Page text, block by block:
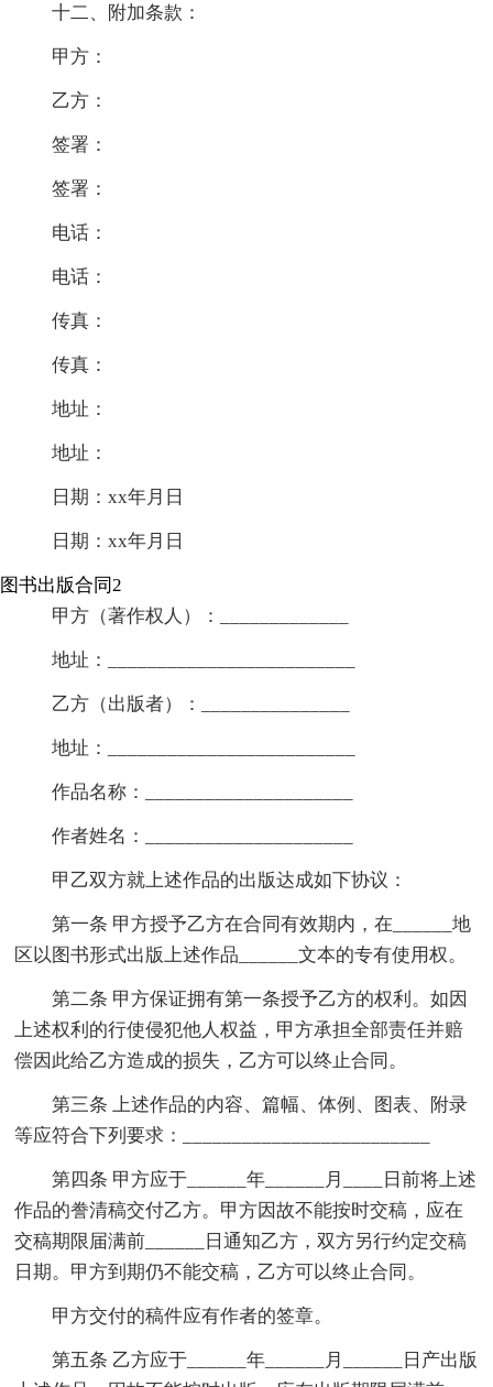
十二、附加条款：
甲方：
乙方：
签署：
签署：
电话：
电话：
传真：
传真：
地址：
地址：
日期：xx年月日
日期：xx年月日
图书出版合同2
甲方（著作权人）：_____________
地址：_________________________
乙方（出版者）：_______________
地址：_________________________
作品名称：_____________________
作者姓名：_____________________
甲乙双方就上述作品的出版达成如下协议：
第一条 甲方授予乙方在合同有效期内，在______地
区以图书形式出版上述作品______文本的专有使用权。
第二条 甲方保证拥有第一条授予乙方的权利。如因
上述权利的行使侵犯他人权益，甲方承担全部责任并赔
偿因此给乙方造成的损失，乙方可以终止合同。
第三条 上述作品的内容、篇幅、体例、图表、附录
等应符合下列要求：_________________________
第四条 甲方应于______年______月____日前将上述
作品的誊清稿交付乙方。甲方因故不能按时交稿，应在
交稿期限届满前______日通知乙方，双方另行约定交稿
日期。甲方到期仍不能交稿，乙方可以终止合同。
甲方交付的稿件应有作者的签章。
第五条 乙方应于______年______月______日产出版